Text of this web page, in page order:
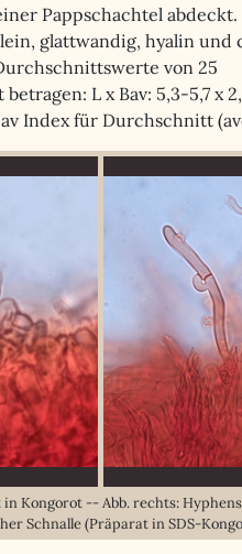
Pappschachtel abdeckt.
glattwandig, hyalin und
von 25
L x Bav: 5,3-5,7 x
Index für Durchschnitt
Kongorot -- Abb. rechts:
Schnalle (Präparat in SDS-